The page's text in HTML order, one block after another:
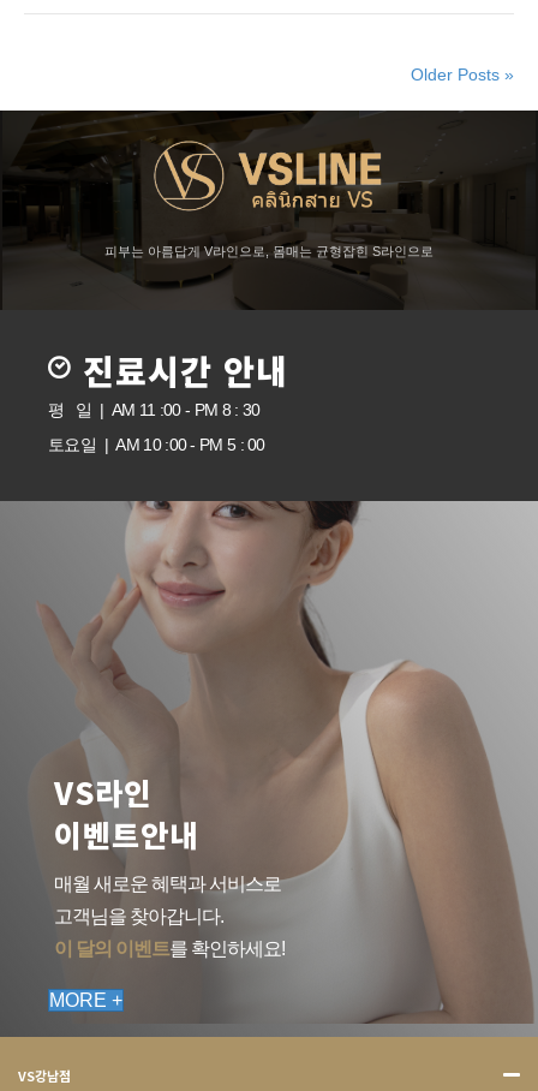
Older Posts »
피부는 아름답게 V라인으로, 몸매는 균형잡힌 S라인으로
진료시간 안내
평 일 | AM 11 :00 - PM 8 : 30
토요일 | AM 10 :00 - PM 5 : 00
VS라인
이벤트안내
매월 새로운 혜택과 서비스로
고객님을 찾아갑니다.
이 달의 이벤트를 확인하세요!
MORE +
VS강남점